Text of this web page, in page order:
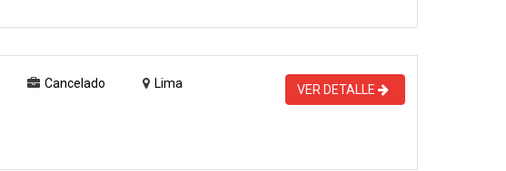
Cancelado Lima VER DETALLE